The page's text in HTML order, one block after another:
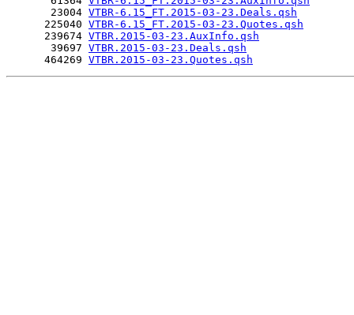
       23004
VTBR-6.15_FT.2015-03-23.Deals.qsh
      225040
VTBR-6.15_FT.2015-03-23.Quotes.qsh
      239674
VTBR.2015-03-23.AuxInfo.qsh
       39697
VTBR.2015-03-23.Deals.qsh
      464269
VTBR.2015-03-23.Quotes.qsh